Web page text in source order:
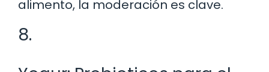
alimento, la moderación es clave.
8.